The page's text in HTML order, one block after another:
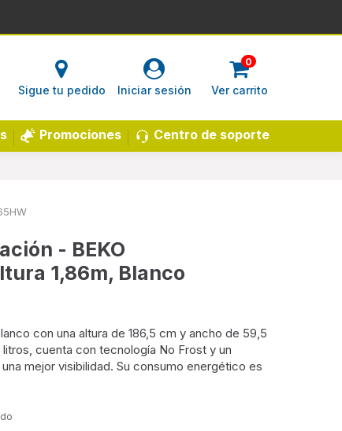
Sigue tu pedido Iniciar sesión
0
Ver carrito
Centro de soporte
Promociones
- BEKO
1,86m, Blanco
con una altura de 186,5 cm y ancho de 59,5
cuenta con tecnología No Frost y un
mejor visibilidad. Su consumo energético es